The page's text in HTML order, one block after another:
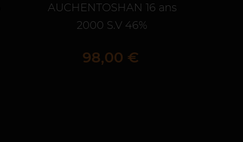
AUCHENTOSHAN 16 ans
2000 S.V 46%
Prix
98,00 €